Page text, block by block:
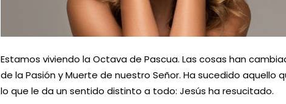
Estamos viviendo la Octava de Pascua. Las cosas han
de la Pasión y Muerte de nuestro Señor. Ha sucedido aquello
lo que le da un sentido distinto a todo: Jesús ha resucitado.